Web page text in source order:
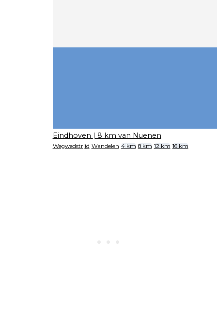
Eindhoven | 8 km van Nuenen
Wegwedstrijd Wandelen 4 km 8 km 12 km 16 km